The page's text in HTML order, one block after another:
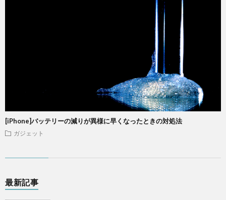
[iPhone]バッテリーの減りが異様に早くなったときの対処法
ガジェット
最新記事